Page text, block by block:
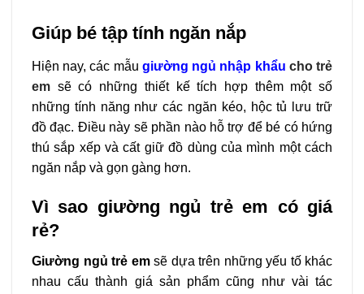
Giúp bé tập tính ngăn nắp
Hiện nay, các mẫu giường ngủ nhập khẩu cho trẻ
em sẽ có những thiết kế tích hợp thêm một số
những tính năng như các ngăn kéo, hộc tủ lưu trữ
đồ đạc. Điều này sẽ phần nào hỗ trợ để bé có hứng
thú sắp xếp và cất giữ đồ dùng của mình một cách
ngăn nắp và gọn gàng hơn.
Vì sao giường ngủ trẻ em có giá
rẻ?
Giường ngủ trẻ emsẽ dựa trên những yếu tố khác
nhau cấu thành giá sản phẩm cũng như vài tác